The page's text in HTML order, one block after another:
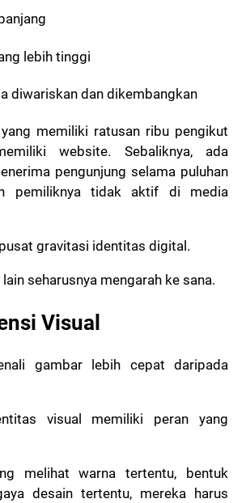
lebih tinggi
diwariskan dan dikembangkan
memiliki ratusan ribu pengikut
website. Sebaliknya, ada
pengunjung selama puluhan
pemiliknya tidak aktif di media
gravitasi identitas digital.
seharusnya mengarah ke sana.
Visual
gambar lebih cepat daripada
visual memiliki peran yang
melihat warna tertentu, bentuk
desain tertentu, mereka harus